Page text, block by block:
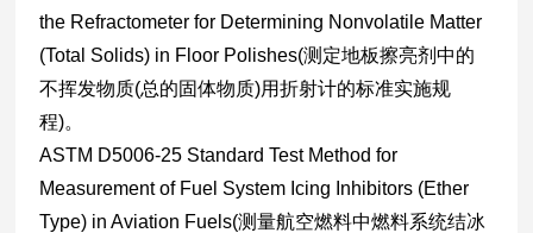
the Refractometer for Determining Nonvolatile Matter
(Total Solids) in Floor Polishes(测定地板擦亮剂中的
不挥发物质(总的固体物质)用折射计的标准实施规
程)。
ASTM D5006-25 Standard Test Method for
Measurement of Fuel System Icing Inhibitors (Ether
Type) in Aviation Fuels(测量航空燃料中燃料系统结冰